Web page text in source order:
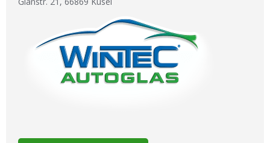
Scheibensuche